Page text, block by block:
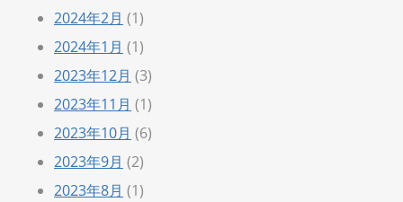
2024年2月 (1)
2024年1月 (1)
2023年12月 (3)
2023年11月 (1)
2023年10月 (6)
2023年9月 (2)
2023年8月 (1)